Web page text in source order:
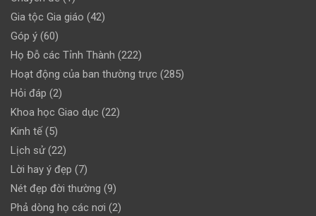
Gia tộc Gia giáo (42)
Góp ý (60)
Họ Đỗ các Tỉnh Thành (222)
Hoạt động của ban thường trực (285)
Hỏi đáp (2)
Khoa học Giao dục (22)
Kinh tế(5)
Lịch sử(22)
Lời hay ý đẹp (7)
Nét đẹp đời thường (9)
Phả dòng họ các nơi (2)